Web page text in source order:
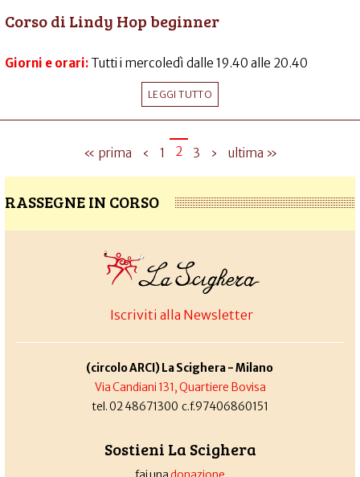
Corso di Lindy Hop beginner
Giorni e orari: Tutti i mercoledì dalle 19.40 alle 20.40
LEGGI TUTTO
« prima ‹ 1 2 3 › ultima »
RASSEGNE IN CORSO
Iscriviti alla Newsletter
(circolo ARCI) La Scighera - Milano
Via Candiani 131, Quartiere Bovisa
tel. 02 48671300 c.f.97406860151
Sostieni La Scighera